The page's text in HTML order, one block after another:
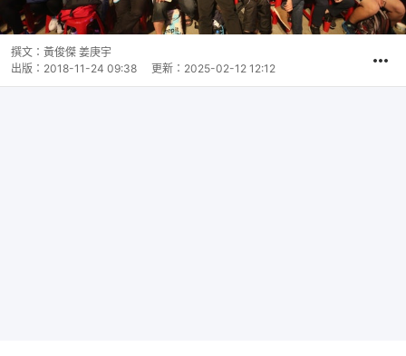
撰文： 黃俊傑 姜庚宇
出版： 2018-11-24 09:38 更新： 2025-02-12 12:12